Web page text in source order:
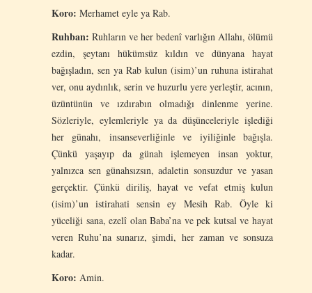
Koro: Merhamet eyle ya Rab.
Ruhban: Ruhların ve her bedenî varlığın Allahı, ölümü
ezdin, şeytanı hükümsüz kıldın ve dünyana hayat
bağışladın, sen ya Rab kulun (isim)’un ruhuna istirahat
ver, onu aydınlık, serin ve huzurlu yere yerleştir, acının,
üzüntünün ve ızdırabın olmadığı dinlenme yerine.
Sözleriyle, eylemleriyle ya da düşünceleriyle işlediği
her günahı, insanseverliğinle ve iyiliğinle bağışla.
Çünkü yaşayıp da günah işlemeyen insan yoktur,
yalnızca sen günahsızsın, adaletin sonsuzdur ve yasan
gerçektir. Çünkü diriliş, hayat ve vefat etmiş kulun
(isim)’un istirahati sensin ey Mesih Rab. Öyle ki
yüceliği sana, ezelî olan Baba’na ve pek kutsal ve hayat
veren Ruhu’na sunarız, şimdi, her zaman ve sonsuza
kadar.
Koro: Amin.